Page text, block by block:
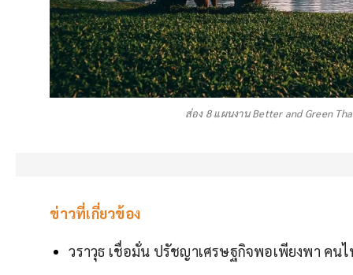
ส่อง 8 แผนงาน Better and Green
ข่าวที่เกี่ยวข้อง
วราวุธ เชื่อมั่น ปรัชญาเศรษฐกิจพอเพียงพา คน